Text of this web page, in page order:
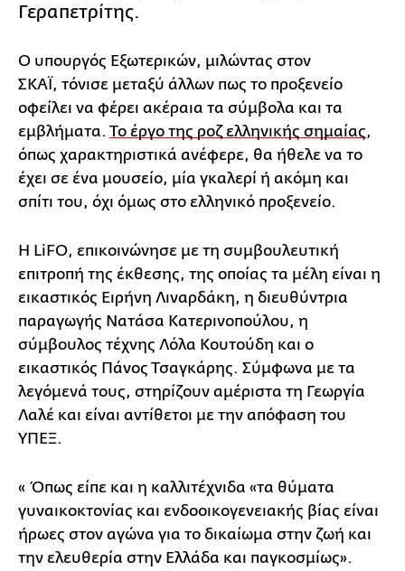
Γεραπετρίτης.
Ο υπουργός Εξωτερικών, μιλώντας στον
ΣΚΑΪ, τόνισε μεταξύ άλλων πως το προξενείο
οφείλει να φέρει ακέραια τα σύμβολα και τα
εμβλήματα. Το έργο της ροζ ελληνικής σημαίας,
όπως χαρακτηριστικά ανέφερε, θα ήθελε να το
έχει σε ένα μουσείο, μία γκαλερί ή ακόμη και
σπίτι του, όχι όμως στο ελληνικό προξενείο.
H LiFO, επικοινώνησε με τη συμβουλευτική
επιτροπή της έκθεσης, της οποίας τα μέλη είναι η
εικαστικός Ειρήνη Λιναρδάκη, η διευθύντρια
παραγωγής Νατάσα Κατερινοπούλου, η
σύμβουλος τέχνης Λόλα Κουτούδη και ο
εικαστικός Πάνος Τσαγκάρης. Σύμφωνα με τα
λεγόμενά τους, στηρίζουν αμέριστα τη Γεωργία
Λαλέ και είναι αντίθετοι με την απόφαση του
ΥΠΕΞ.
« Όπως είπε και η καλλιτέχνιδα «τα θύματα
γυναικοκτονίας και ενδοοικογενειακής βίας είναι
ήρωες στον αγώνα για το δικαίωμα στην ζωή και
την ελευθερία στην Ελλάδα και παγκοσμίως».